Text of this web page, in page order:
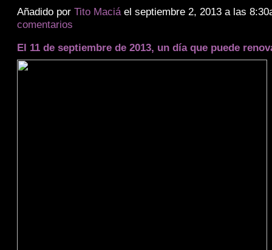
Añadido por Tito Maciáel septiembre 2, 2013 a las
comentarios
El 11 de septiembre de 2013, un día que puede